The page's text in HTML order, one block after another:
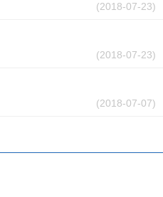
(2018-07-23)
(2018-07-23)
(2018-07-07)